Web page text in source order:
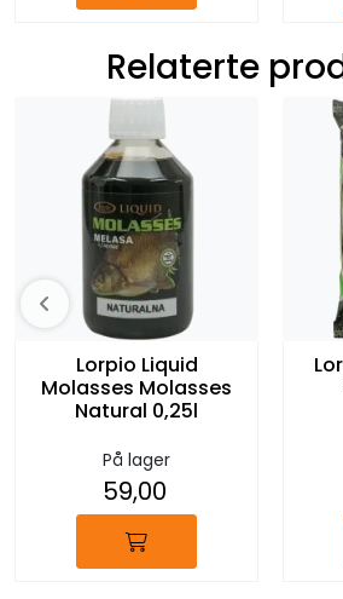
Relaterte
Lorpio Liquid
Molasses Molasses
Natural 0,25l
På lager
59,00